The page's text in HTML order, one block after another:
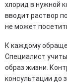
хлорид в нужной
вводит раствор
не может
К каждому
Специалист
образ жизни.
консультации до